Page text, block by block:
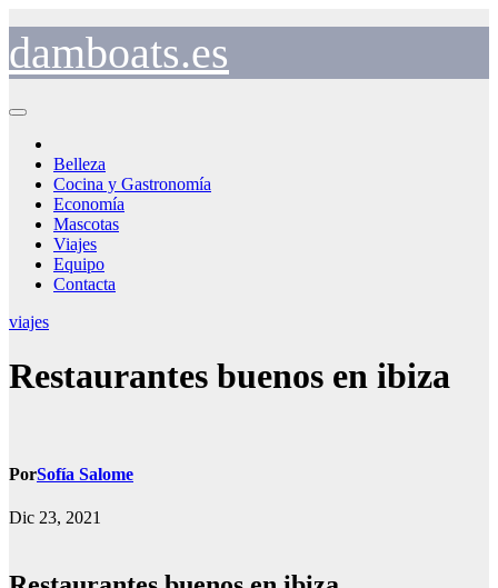
contenido
damboats.es
Belleza
Cocina y Gastronomía
Economía
Mascotas
Viajes
Equipo
Contacta
viajes
Restaurantes buenos en ibiza
PorSofía Salome
Dic 23, 2021